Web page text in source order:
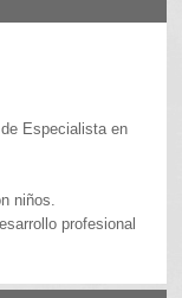
Especialista en
niños.
profesional